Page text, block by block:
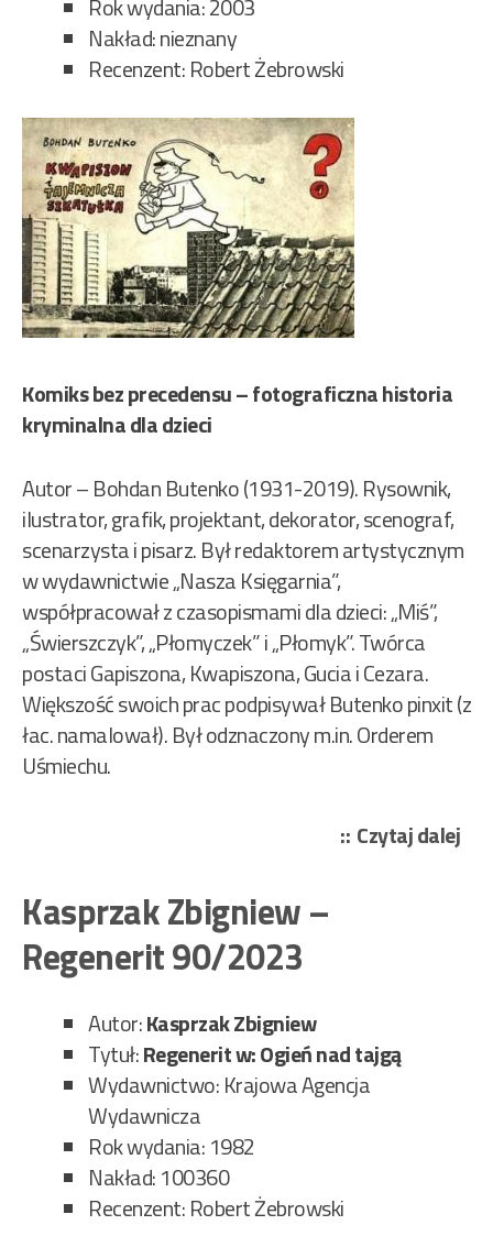
Rok wydania: 2003
Nakład: nieznany
Recenzent: Robert Żebrowski
Komiks bez precedensu – fotograficzna historia
kryminalna dla dzieci
Autor – Bohdan Butenko (1931-2019). Rysownik,
ilustrator, grafik, projektant, dekorator, scenograf,
scenarzysta i pisarz. Był redaktorem artystycznym
w wydawnictwie „Nasza Księgarnia”,
współpracował z czasopismami dla dzieci: „Miś”,
„Świerszczyk”, „Płomyczek” i „Płomyk”. Twórca
postaci Gapiszona, Kwapiszona, Gucia i Cezara.
Większość swoich prac podpisywał Butenko pinxit (z
łac. namalował). Był odznaczony m.in. Orderem
Uśmiechu.
Czytaj dalej
Kasprzak Zbigniew –
Regenerit 90/2023
Autor:Kasprzak Zbigniew
Tytuł:Regenerit w: Ogień nad tajgą
Wydawnictwo: Krajowa Agencja
Wydawnicza
Rok wydania: 1982
Nakład: 100360
Recenzent: Robert Żebrowski